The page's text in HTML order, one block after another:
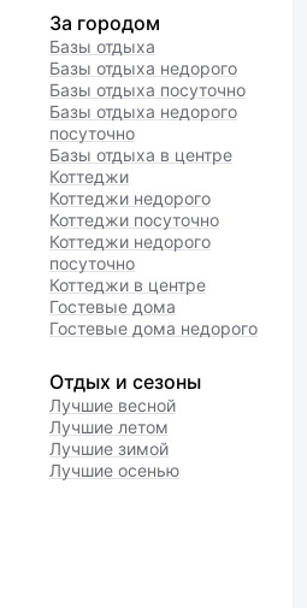
За городом
Базы отдыха
Базы отдыха недорого
Базы отдыха посуточно
Базы отдыха недорого
посуточно
Базы отдыха в центре
Коттеджи
Коттеджи недорого
Коттеджи посуточно
Коттеджи недорого
посуточно
Коттеджи в центре
Гостевые дома
Гостевые дома недорого
Отдых и сезоны
Лучшие весной
Лучшие летом
Лучшие зимой
Лучшие осенью